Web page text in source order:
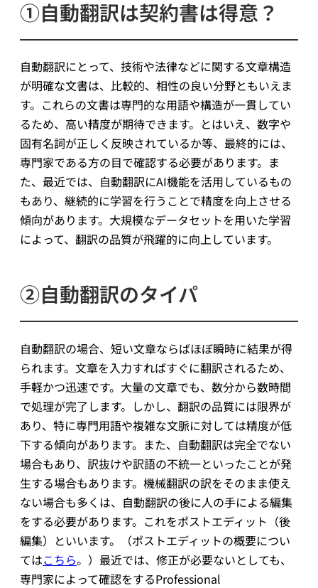
①自動翻訳は契約書は得意？
自動翻訳にとって、技術や法律などに関する文章構造
が明確な文書は、比較的、相性の良い分野ともいえま
す。これらの文書は専門的な用語や構造が一貫してい
るため、高い精度が期待できます。とはいえ、数字や
固有名詞が正しく反映されているか等、最終的には、
専門家である方の目で確認する必要があります。ま
た、最近では、自動翻訳にAI機能を活用しているもの
もあり、継続的に学習を行うことで精度を向上させる
傾向があります。大規模なデータセットを用いた学習
によって、翻訳の品質が飛躍的に向上しています。
②自動翻訳のタイパ
自動翻訳の場合、短い文章ならばほぼ瞬時に結果が得
られます。文章を入力すればすぐに翻訳されるため、
手軽かつ迅速です。大量の文章でも、数分から数時間
で処理が完了します。しかし、翻訳の品質には限界が
あり、特に専門用語や複雑な文脈に対しては精度が低
下する傾向があります。また、自動翻訳は完全でない
場合もあり、訳抜けや訳語の不統一といったことが発
生する場合もあります。機械翻訳の訳をそのまま使え
ない場合も多くは、自動翻訳の後に人の手による編集
をする必要があります。これをポストエディット（後
編集）といいます。（ポストエディットの概要につい
てはこちら。）最近では、修正が必要ないとしても、
専門家によって確認をするProfessional